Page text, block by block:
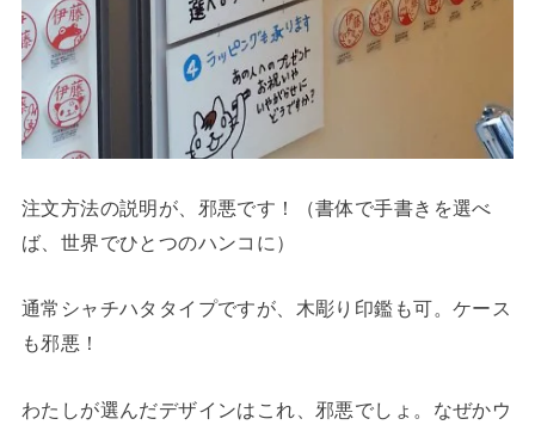
注文方法の説明が、邪悪です！（書体で手書きを選べ
ば、世界でひとつのハンコに）
通常シャチハタタイプですが、木彫り印鑑も可。ケース
も邪悪！
わたしが選んだデザインはこれ、邪悪でしょ。なぜかウ